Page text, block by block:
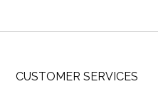
CUSTOMER SERVICES